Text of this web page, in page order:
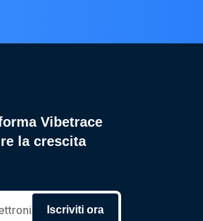
Vibetrace
la crescita
Iscriviti ora